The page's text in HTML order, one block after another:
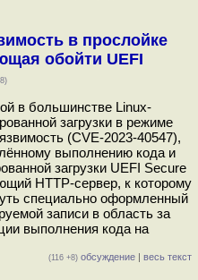
в прослойке
обойти UEFI
в большинстве Linux-
загрузки в режиме
(CVE-2023-40547),
выполнению кода и
загрузки UEFI Secure
HTTP-сервер, к которому
специально оформленный
записи в область за
выполнения кода на
(116 +8) обсуждение | весь текст